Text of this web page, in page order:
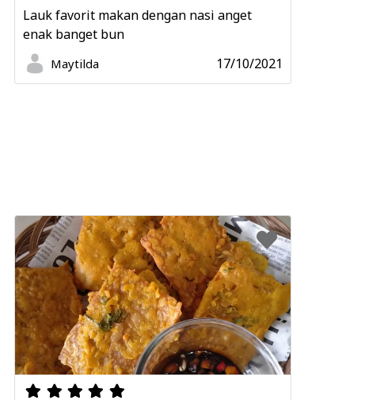
Lauk favorit makan dengan nasi anget
enak banget bun
Maytilda 17/10/2021